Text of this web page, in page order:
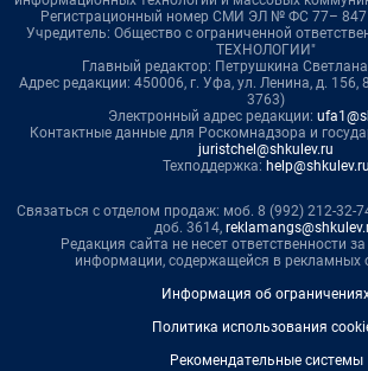
Регистрационный номер СМИ ЭЛ № ФС 77–
Учредитель: Общество с ограниченной
ТЕХНОЛОГИИ"
Главный редактор: Петрушкина
Адрес редакции: 450006, г. Уфа, ул. Ленина, д. 156,
3763)
Электронный адрес редакции:
Контактные данные для Роскомнадзора и
juristchel@shkulev.ru
Техподдержка: help@shkulev.ru
Связаться с отделом продаж: моб. 8 (992) 212-32-
доб. 3614,
Редакция сайта не несет ответственности
информации, содержащейся в рекламных
Информация об
Политика использования
Рекомендательные системы